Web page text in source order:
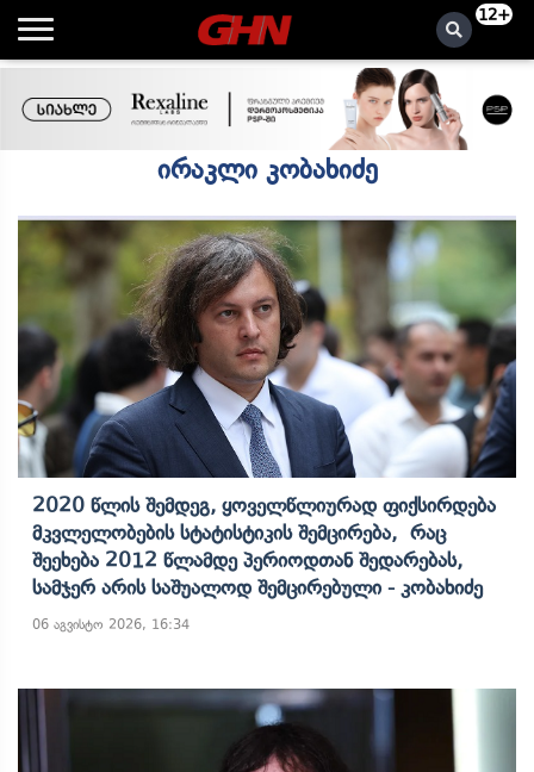
12+
ირაკლი კობახიძე
2020 Წლის Შემდეგ, Ყოველწლიურად Ფიქსირდება
Მკვლელობების Სტატისტიკის Შემცირება, Რაც
Შეეხება 2012 Წლამდე Პერიოდთან Შედარებას,
Სამჯერ Არის Საშუალოდ Შემცირებული - Კობახიძე
06 აგვისტო 2026, 16:34